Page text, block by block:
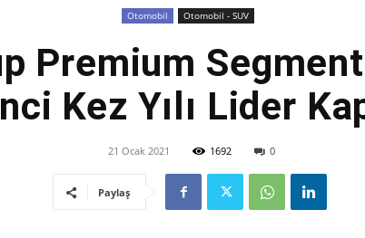
Otomobil Otomobil - SUV
Premium
Kez Yılı Lider
21 Ocak 2021 1692 0
Paylaş